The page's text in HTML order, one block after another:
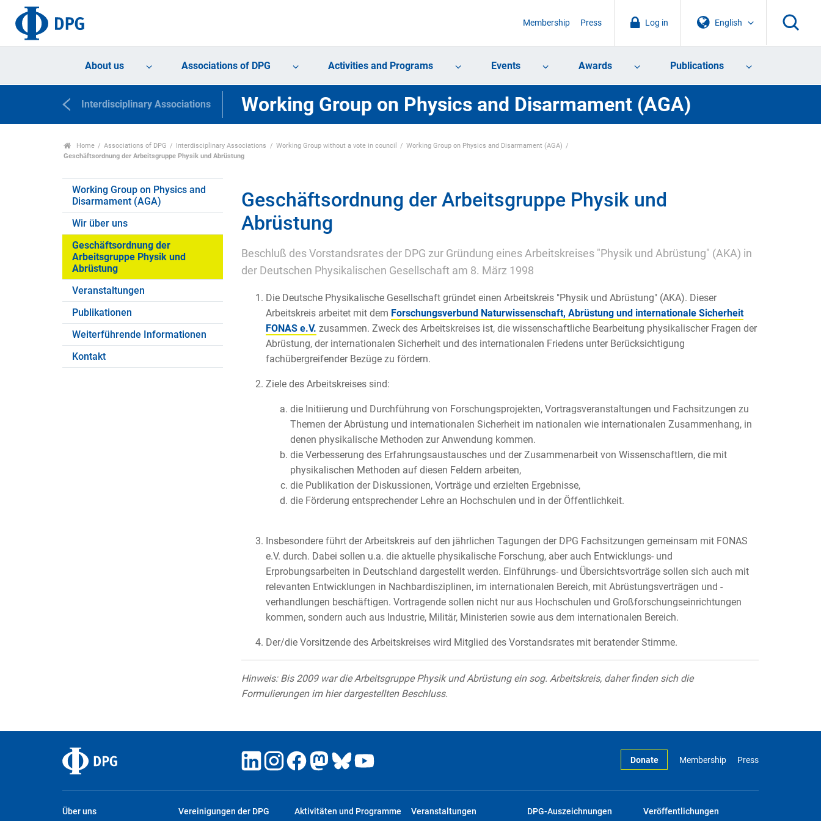
English
Log in
Membership Press
About us Associations of DPG Activities and Programs Events Awards Publications
Interdisciplinary Associations Working Group on Physics and Disarmament (AGA)
Home Associations of DPG Interdisciplinary Associations Working Group without a vote in council
Working Group on Physics and Disarmament (AGA)
Geschäftsordnung der Arbeitsgruppe Physik und Abrüstung
Working Group on Physics and
Disarmament (AGA)
Wir über uns
Geschäftsordnung der
Arbeitsgruppe Physik und
Abrüstung
Veranstaltungen
Publikationen
Weiterführende Informationen
Kontakt
Geschäftsordnung der Arbeitsgruppe Physik und
Abrüstung
Beschluß des Vorstandsrates der DPG zur Gründung eines Arbeitskreises "Physik und Abrüstung" (AKA) in
der Deutschen Physikalischen Gesellschaft am 8. März 1998
Die Deutsche Physikalische Gesellschaft gründet einen Arbeitskreis "Physik und Abrüstung" (AKA). Dieser
Arbeitskreis arbeitet mit dem Forschungsverbund Naturwissenschaft, Abrüstung und internationale Sicherheit
FONAS e.V. zusammen. Zweck des Arbeitskreises ist, die wissenschaftliche Bearbeitung physikalischer Fragen der
Abrüstung, der internationalen Sicherheit und des internationalen Friedens unter Berücksichtigung
fachübergreifender Bezüge zu fördern.
Ziele des Arbeitskreises sind:
die Initiierung und Durchführung von Forschungsprojekten, Vortragsveranstaltungen und Fachsitzungen zu
Themen der Abrüstung und internationalen Sicherheit im nationalen wie internationalen Zusammenhang, in
denen physikalische Methoden zur Anwendung kommen.
die Verbesserung des Erfahrungsaustausches und der Zusammenarbeit von Wissenschaftlern, die mit
physikalischen Methoden auf diesen Feldern arbeiten,
die Publikation der Diskussionen, Vorträge und erzielten Ergebnisse,
die Förderung entsprechender Lehre an Hochschulen und in der Öffentlichkeit.
Insbesondere führt der Arbeitskreis auf den jährlichen Tagungen der DPG Fachsitzungen gemeinsam mit FONAS
e.V. durch. Dabei sollen u.a. die aktuelle physikalische Forschung, aber auch Entwicklungs- und
Erprobungsarbeiten in Deutschland dargestellt werden. Einführungs- und Übersichtsvorträge sollen sich auch mit
relevanten Entwicklungen in Nachbardisziplinen, im internationalen Bereich, mit Abrüstungsverträgen und -
verhandlungen beschäftigen. Vortragende sollen nicht nur aus Hochschulen und Großforschungseinrichtungen
kommen, sondern auch aus Industrie, Militär, Ministerien sowie aus dem internationalen Bereich.
Der/die Vorsitzende des Arbeitskreises wird Mitglied des Vorstandsrates mit beratender Stimme.
Hinweis: Bis 2009 war die Arbeitsgruppe Physik und Abrüstung ein sog. Arbeitskreis, daher finden sich die
Formulierungen im hier dargestellten Beschluss.
Donate Membership Press
Über uns Vereinigungen der DPG Aktivitäten und Programme Veranstaltungen DPG-Auszeichnungen Veröffentlichungen